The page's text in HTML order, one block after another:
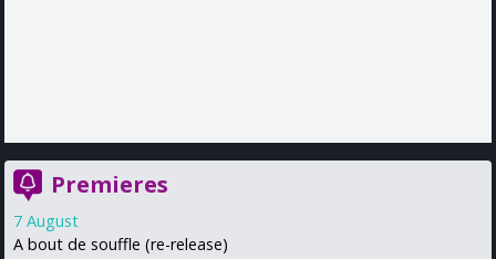
Premieres
7 August
A bout de souffle (re-release)